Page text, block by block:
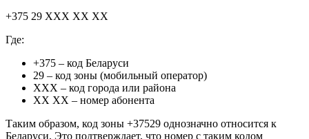
+375 29 ХХХ ХХ ХХ
Где:
+375 – код Беларуси
29 – код зоны (мобильный оператор)
ХХХ – код города или района
ХХ ХХ – номер абонента
Таким образом, код зоны +37529 однозначно относится к
Беларуси. Это подтверждает, что номер с таким кодом